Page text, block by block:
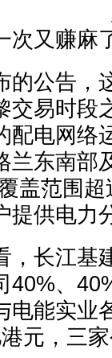
又赚麻
的公告，
交易时段
配电网络
兰东南部
盖范围
供电力
，长江基
40%、
电能实业
元，三